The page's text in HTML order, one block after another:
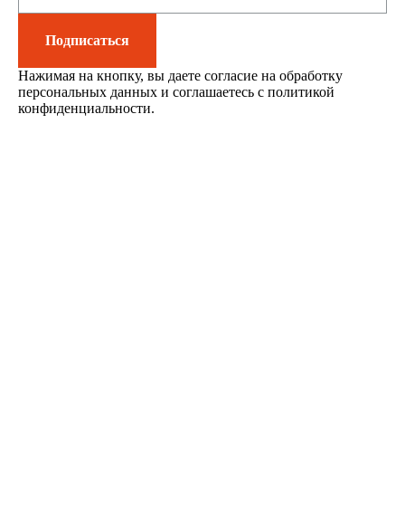
Подписаться
Нажимая на кнопку, вы даете согласие на обработку
персональных данных и соглашаетесь c политикой
конфиденциальности.